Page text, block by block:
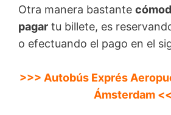
Otra manera bastante
pagar tu billete, es
o efectuando el pago en el
>>> Autobús Exprés
Ámsterdam